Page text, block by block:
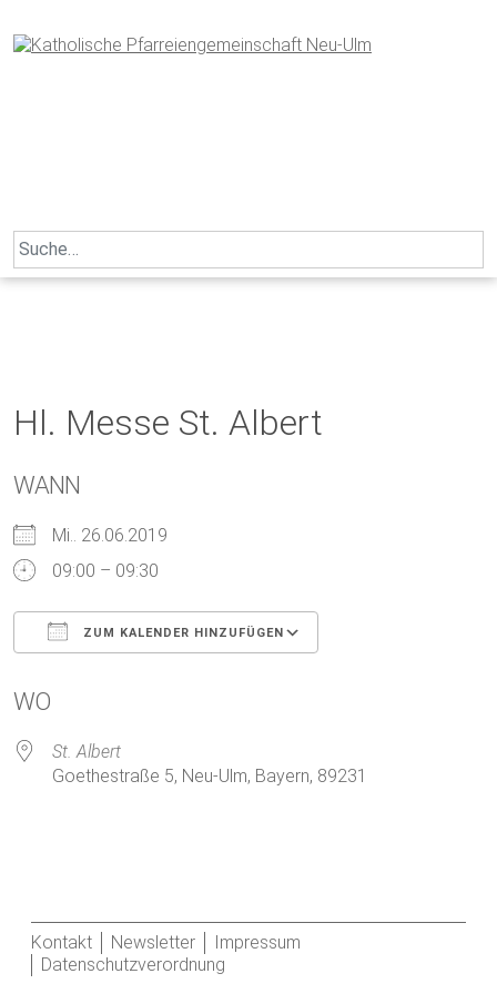
to
content
Search
for:
Hl. Messe St. Albert
WANN
Mi.. 26.06.2019
09:00 – 09:30
ZUM KALENDER HINZUFÜGEN
WO
St. Albert
Goethestraße 5, Neu-Ulm, Bayern, 89231
Kontakt Newsletter
Impressum
Datenschutzverordnung